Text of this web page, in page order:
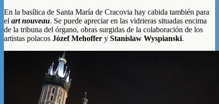
En la basílica de Santa María de Cracovia hay cabida también para
el art nouveau. Se puede apreciar en las vidrieras situadas encima
de la tribuna del órgano, obras surgidas de la colaboración de los
artistas polacos Józef Mehoffer y Stanislaw Wyspianski.